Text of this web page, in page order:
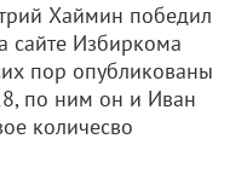
Хаймин победил
сайте Избиркома
пор опубликованы
по ним он и Иван
количесво